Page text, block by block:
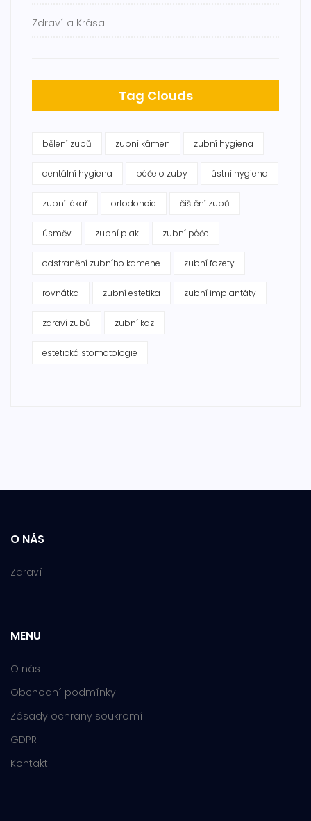
Zdraví a Krása
Tag Clouds
bělení zubů zubní kámen zubní hygiena
dentální hygiena péče o zuby ústní hygiena
zubní lékař ortodoncie čištění zubů
úsměv zubní plak zubní péče
odstranění zubního kamene zubní fazety
rovnátka zubní estetika zubní implantáty
zdraví zubů zubní kaz
estetická stomatologie
O NÁS
Zdraví
MENU
O nás
Obchodní podmínky
Zásady ochrany soukromí
GDPR
Kontakt